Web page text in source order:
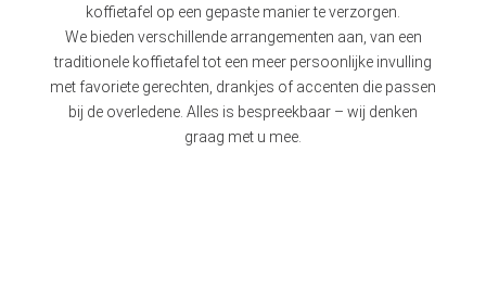
koffietafel op een gepaste manier te verzorgen.
We bieden verschillende arrangementen aan, van een
traditionele koffietafel tot een meer persoonlijke invulling
met favoriete gerechten, drankjes of accenten die passen
bij de overledene. Alles is bespreekbaar – wij denken
graag met u mee.